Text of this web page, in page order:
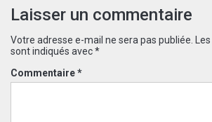
Laisser un commentaire
Votre adresse e-mail ne sera pas publiée.
sont indiqués avec*
Commentaire*